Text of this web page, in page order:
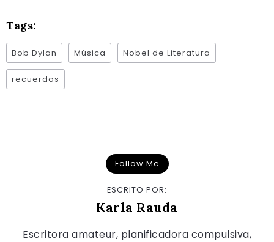
Tags:
Bob Dylan Música Nobel de Literatura
recuerdos
Follow Me
ESCRITO POR:
Karla Rauda
Escritora amateur, planificadora compulsiva,